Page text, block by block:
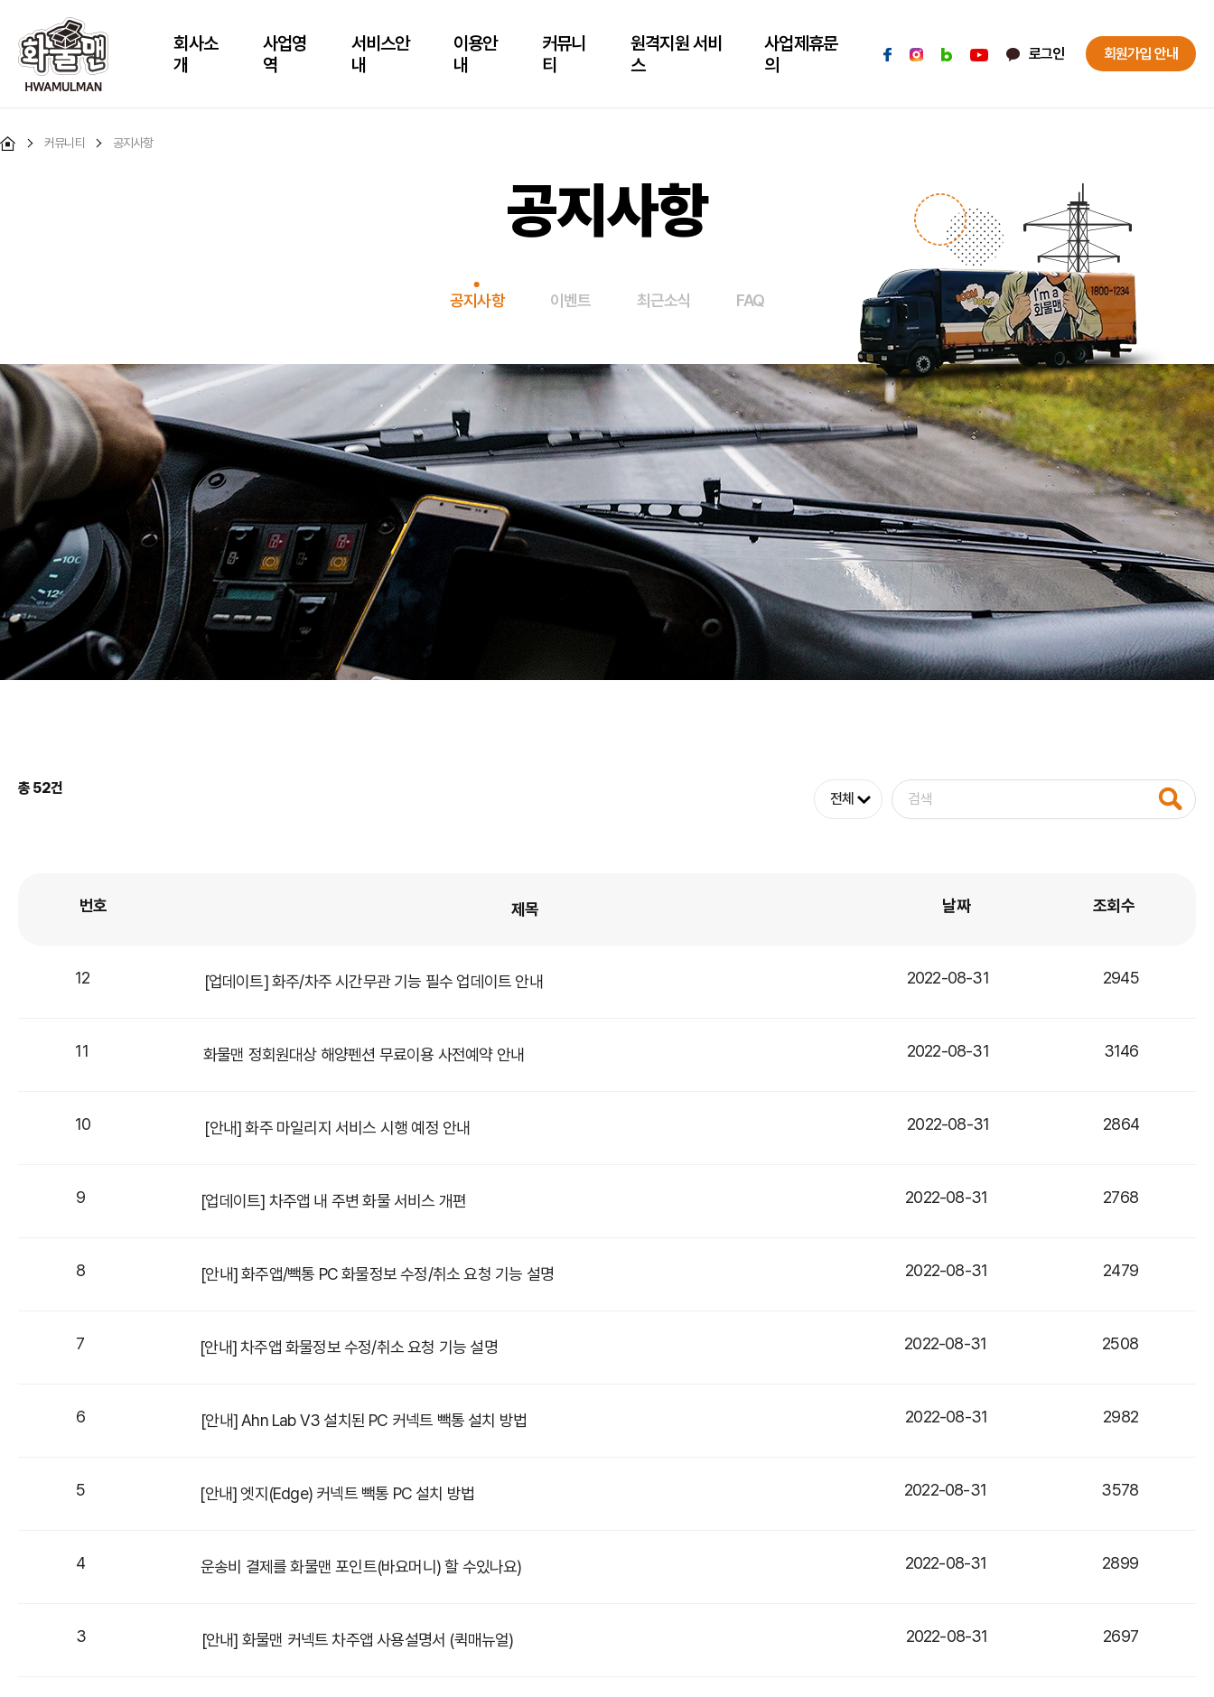
회사소
개
사업영
역
서비스안
내
이용안
내
커뮤니
티
원격지원 서비
스
사업제휴문
의
로그인 회원가입 안내
커뮤니티 공지사항
공지사항
공지사항 이벤트 최근소식 FAQ
총 52건
번호 제목 날짜 조회수
12 [업데이트] 화주/차주 시간무관 기능 필수 업데이트 안내 2022-08-31 2945
11 화물맨 정회원대상 해양펜션 무료이용 사전예약 안내 2022-08-31 3146
10 [안내] 화주 마일리지 서비스 시행 예정 안내 2022-08-31 2864
9 [업데이트] 차주앱 내 주변 화물 서비스 개편 2022-08-31 2768
8 [안내] 화주앱/빽통 PC 화물정보 수정/취소 요청 기능 설명 2022-08-31 2479
7 [안내] 차주앱 화물정보 수정/취소 요청 기능 설명 2022-08-31 2508
6 [안내] Ahn Lab V3 설치된 PC 커넥트 빽통 설치 방법 2022-08-31 2982
5 [안내] 엣지(Edge) 커넥트 빽통 PC 설치 방법 2022-08-31 3578
4 운송비 결제를 화물맨 포인트(바요머니) 할 수있나요) 2022-08-31 2899
3 [안내] 화물맨 커넥트 차주앱 사용설명서 (퀵매뉴얼) 2022-08-31 2697